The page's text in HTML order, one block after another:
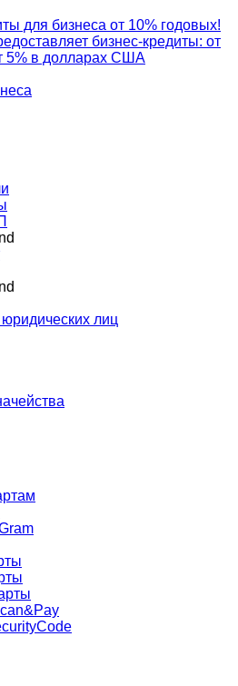
для бизнеса от 10% годовых!
бизнес-кредиты: от
5% в долларах США
лиц